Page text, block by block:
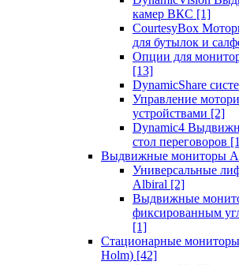
камер ВКС [1]
CourtesyBox
для бутылок и
Опции для
[13]
DynamicShare
Управление
устройствами [2]
Dynamic4
стол переговоров
Выдвижные мониторы
Универсальные
Albiral [2]
Выдвижные
фиксированным
[1]
Стационарные
Holm) [42]